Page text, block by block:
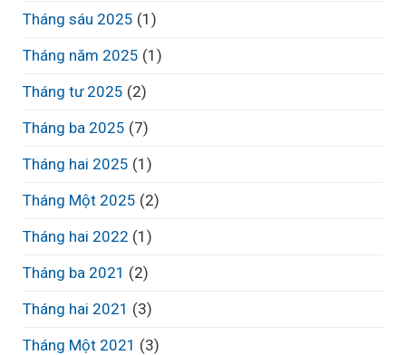
Tháng sáu 2025 (1)
Tháng năm 2025 (1)
Tháng tư 2025 (2)
Tháng ba 2025 (7)
Tháng hai 2025 (1)
Tháng Một 2025 (2)
Tháng hai 2022 (1)
Tháng ba 2021 (2)
Tháng hai 2021 (3)
Tháng Một 2021 (3)